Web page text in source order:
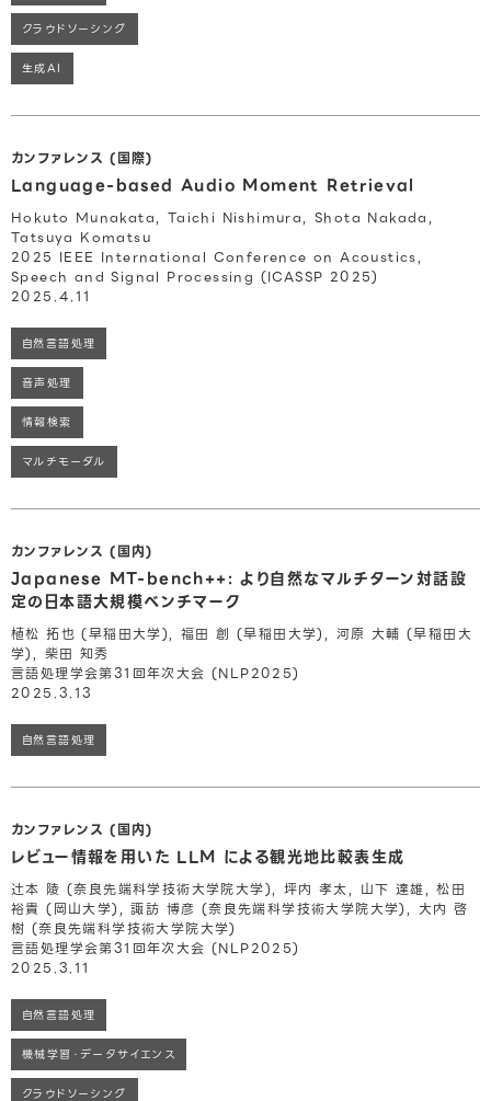
クラウドソーシング
生成AI
カンファレンス (国際)
Language-based Audio Moment Retrieval
Hokuto Munakata, Taichi Nishimura, Shota Nakada,
Tatsuya Komatsu
2025 IEEE International Conference on Acoustics,
Speech and Signal Processing (ICASSP 2025)
2025.4.11
自然言語処理
音声処理
情報検索
マルチモーダル
カンファレンス (国内)
Japanese MT-bench++: より自然なマルチターン対話設
定の日本語大規模ベンチマーク
植松 拓也 (早稲田大学), 福田 創 (早稲田大学), 河原 大輔 (早稲田大
学), 柴田 知秀
言語処理学会第31回年次大会 (NLP2025)
2025.3.13
自然言語処理
カンファレンス (国内)
レビュー情報を用いた LLM による観光地比較表生成
辻本 陵 (奈良先端科学技術大学院大学), 坪内 孝太, 山下 達雄, 松田
裕貴 (岡山大学), 諏訪 博彦 (奈良先端科学技術大学院大学), 大内 啓
樹 (奈良先端科学技術大学院大学)
言語処理学会第31回年次大会 (NLP2025)
2025.3.11
自然言語処理
機械学習・データサイエンス
クラウドソーシング